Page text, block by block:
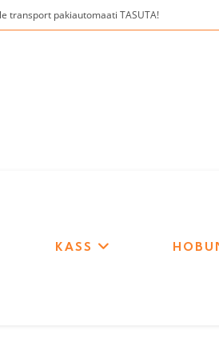
transport pakiautomaati TASUTA!
KASS